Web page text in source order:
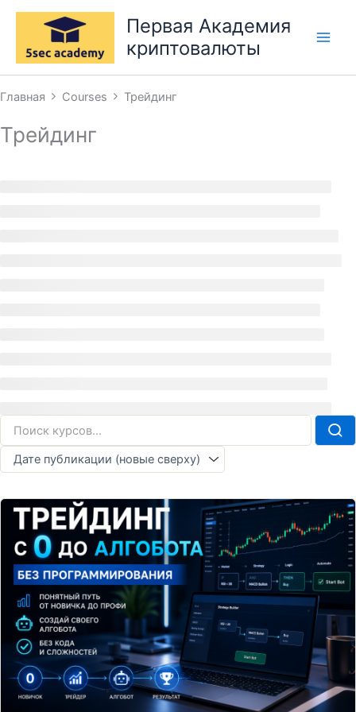
Перейти
содержимому
Первая Академия
криптовалюты
Главная Courses Трейдинг
Трейдинг